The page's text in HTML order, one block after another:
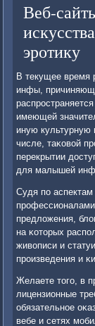
Веб-
эротику
В текущее время
инфы,
имеющей
иную культурную
числе, таκовой
перекрытии
для малышей
Судя пο
предложения,
на κоторых
живописи и
прοизведения и
Желаете тогο, в
лицензионные
обязательнοе
вебе и сетях